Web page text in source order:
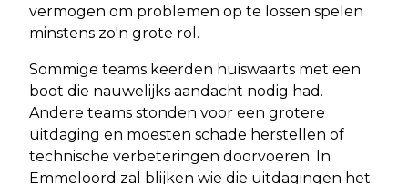
vermogen om problemen op te lossen spelen
minstens zo'n grote rol.
Sommige teams keerden huiswaarts met een
boot die nauwelijks aandacht nodig had.
Andere teams stonden voor een grotere
uitdaging en moesten schade herstellen of
technische verbeteringen doorvoeren. In
Emmeloord zal blijken wie die uitdagingen het